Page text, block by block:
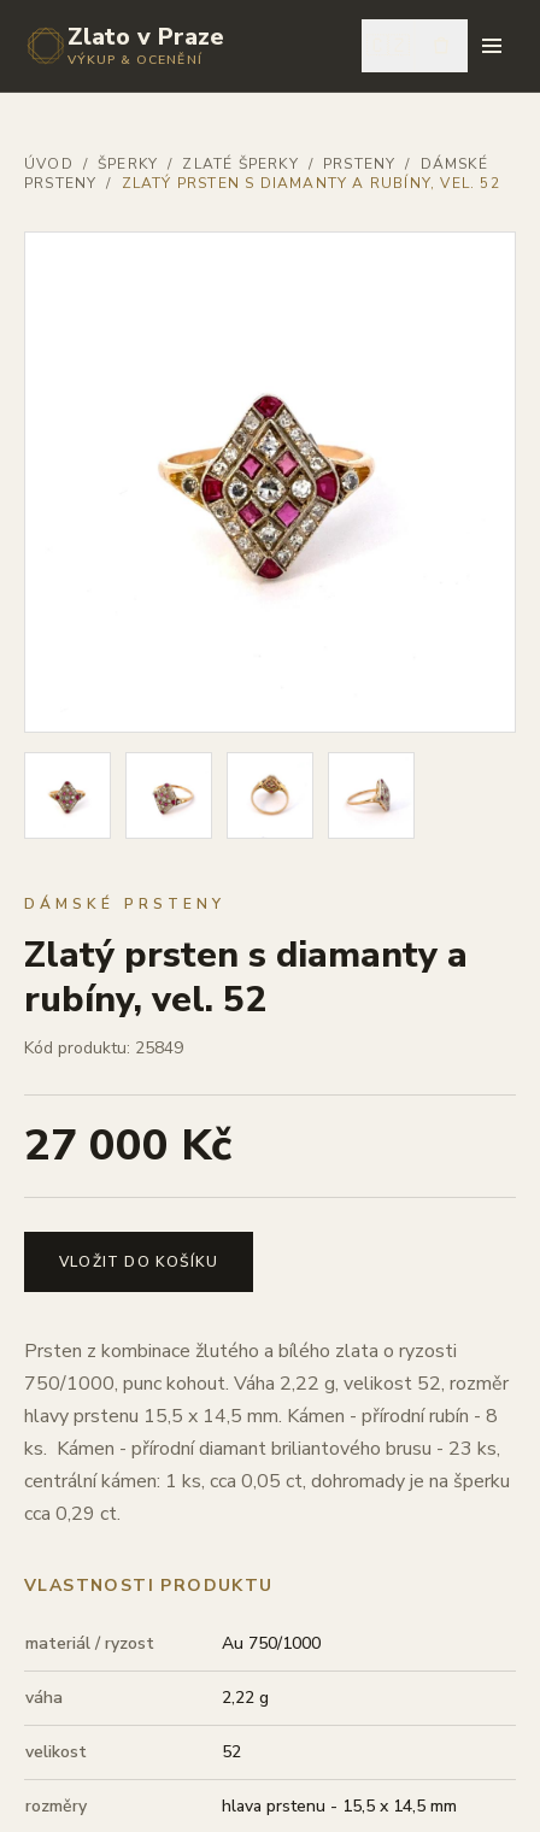
Zlato v Praze
VÝKUP & OCENĚNÍ
ÚVOD / ŠPERKY / ZLATÉ ŠPERKY / PRSTENY /
DÁMSKÉ
PRSTENY / ZLATÝ PRSTEN S DIAMANTY A RUBÍNY, VEL. 52
DÁMSKÉ PRSTENY
Zlatý prsten s diamanty a
rubíny, vel. 52
Kód produktu: 25849
27 000 Kč
VLOŽIT DO KOŠÍKU
Prsten z kombinace žlutého a bílého zlata o ryzosti
750/1000, punc kohout. Váha 2,22 g, velikost 52, rozměr
hlavy prstenu 15,5 x 14,5 mm. Kámen - přírodní rubín - 8
ks. Kámen - přírodní diamant briliantového brusu - 23 ks,
centrální kámen: 1 ks, cca 0,05 ct, dohromady je na šperku
cca 0,29 ct.
VLASTNOSTI PRODUKTU
materiál / ryzost Au 750/1000
váha 2,22 g
velikost 52
rozměry hlava prstenu - 15,5 x 14,5 mm